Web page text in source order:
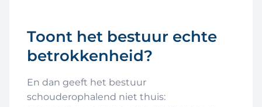
Toont het bestuur echte
betrokkenheid?
En dan geeft het bestuur
schouderophalend niet thuis: